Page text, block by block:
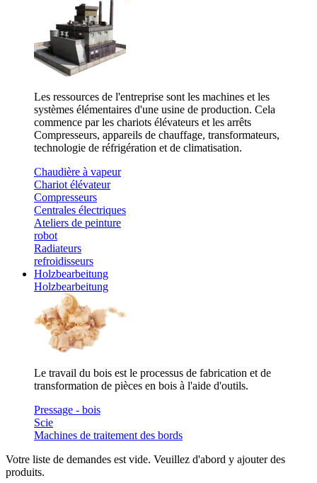
Les ressources de l'entreprise sont les machines et les
systèmes élémentaires d'une usine de production. Cela
commence par les chariots élévateurs et les arrêts
Compresseurs, appareils de chauffage, transformateurs,
technologie de réfrigération et de climatisation.
Chaudière à vapeur
Chariot élévateur
Compresseurs
Centrales électriques
Ateliers de peinture
robot
Radiateurs
refroidisseurs
Holzbearbeitung
Holzbearbeitung
Le travail du bois est le processus de fabrication et de
transformation de pièces en bois à l'aide d'outils.
Pressage - bois
Scie
Machines de traitement des bords
Votre liste de demandes est vide. Veuillez d'abord y ajouter des
produits.